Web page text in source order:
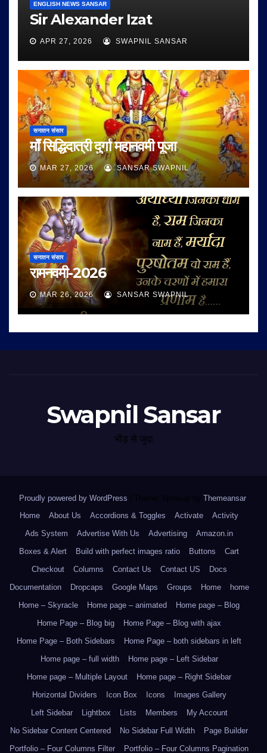
ENGLISH NEWS SANSAR
Sir Alexander Izat
APR 27, 2026 SWAPNIL SANSAR
सनातन संसार
माँ सिद्धिदात्री दुर्गा महानवमी पूजा
MAR 27, 2026 SANSAR SWAPNIL
सनातन संसार
रामनवमी-2026
MAR 26, 2026 SANSAR SWAPNIL
Swapnil Sansar
भीड़ से जुदा
Proudly powered by WordPress Theme: Newsup by Themeansar.
Home
About Us Accordions & Toggles Activate
Activity
Ads System
Advertise With Us Advertising
Amazon.in
Boxes & Alert
Build with perfect images ratio Buttons
Cart
Checkout
Columns Contact Us Contact US
Docs
Documentation
Dropcaps Google Maps Groups Home
home
Home – Skyracle
Home page – animated
Home page – Blog
Home Page – Blog big
Home Page – Blog with ajax
Home Page – Both Sidebars
Home Page – both sidebars in left
Home page – full width
Home page – Left Sidebar
Home page – Multiple Layout
Home page – Right Sidebar
Horizontal Dividers
Icon Box Icons
Images Gallery
Left Sidebar
Lightbox Lists Members
My Account
No Sidebar Content Centered
No Sidebar Full Width
Page Builder
Portfolio – Four Columns Filter
Portfolio – Four Columns Pagination